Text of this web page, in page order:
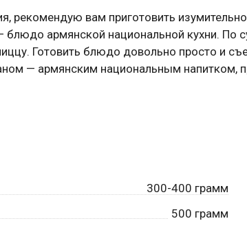
рекомендую вам приготовить
блюдо армянской национальной кухни. По
Готовить блюдо довольно просто и
— армянским национальным напитком,
300-400 грамм
500 грамм